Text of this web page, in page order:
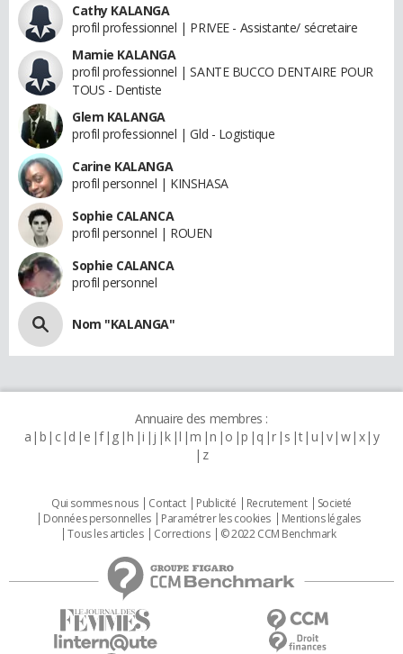
Cathy KALANGA
profil professionnel | PRIVEE - Assistante/ sécretaire
Mamie KALANGA
profil professionnel | SANTE BUCCO DENTAIRE POUR
TOUS - Dentiste
Glem KALANGA
profil professionnel | Gld - Logistique
Carine KALANGA
profil personnel | KINSHASA
Sophie CALANCA
profil personnel | ROUEN
Sophie CALANCA
profil personnel
Nom "KALANGA"
Annuaire des membres :
a b c d e f g h i j k l m n o p q r s t u v w x y
z
Qui sommes nous Contact Publicité Recrutement
Societé
Données personnelles
Paramétrer les cookies
Mentions légales
Tous les articles
Corrections © 2022 CCM Benchmark